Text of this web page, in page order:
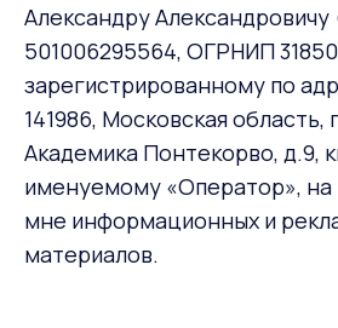
Александру
501006295564, ОГРНИП
зарегистрированному по
141986, Московская область,
Академика Понтекорво, д.9,
именуемому «Оператор», на
мне информационных и
материалов.